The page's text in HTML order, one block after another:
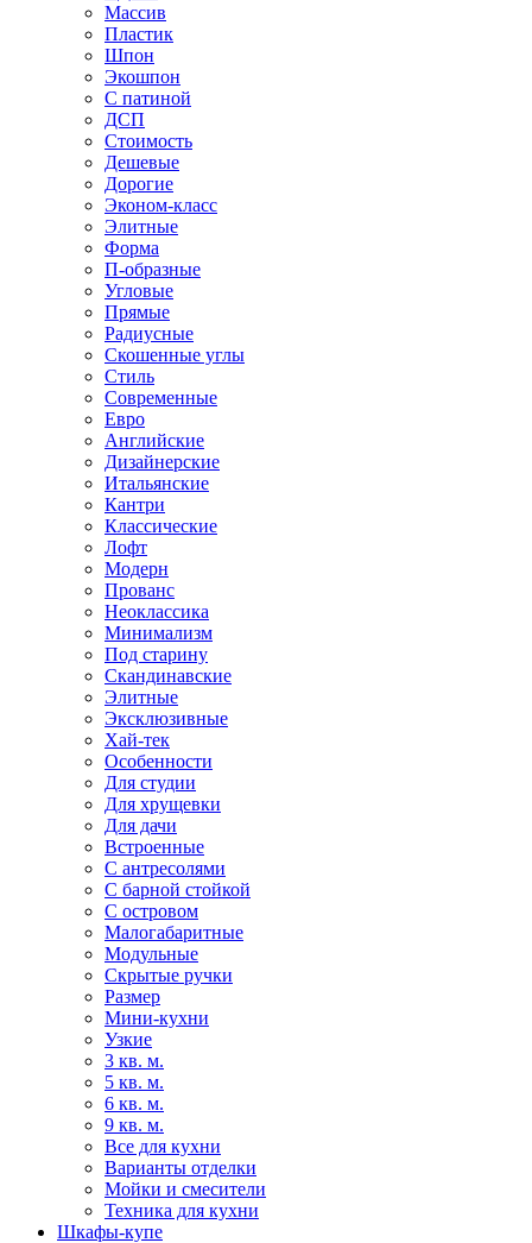
Массив
Пластик
Шпон
Экошпон
С патиной
ДСП
Стоимость
Дешевые
Дорогие
Эконом-класс
Элитные
Форма
П-образные
Угловые
Прямые
Радиусные
Скошенные углы
Стиль
Современные
Евро
Английские
Дизайнерские
Итальянские
Кантри
Классические
Лофт
Модерн
Прованс
Неоклассика
Минимализм
Под старину
Скандинавские
Элитные
Эксклюзивные
Хай-тек
Особенности
Для студии
Для хрущевки
Для дачи
Встроенные
С антресолями
С барной стойкой
С островом
Малогабаритные
Модульные
Скрытые ручки
Размер
Мини-кухни
Узкие
3 кв. м.
5 кв. м.
6 кв. м.
9 кв. м.
Все для кухни
Варианты отделки
Мойки и смесители
Техника для кухни
Шкафы-купе